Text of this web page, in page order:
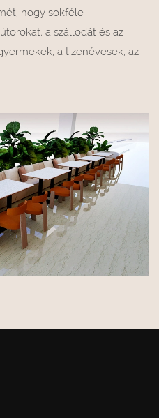
hogy sokféle
a szállodát és az
a tizenévesek, az